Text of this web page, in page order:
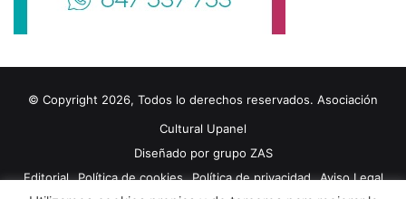
© Copyright 2026, Todos lo derechos reservados. Asociación
Cultural Upanel
Diseñado por grupo ZAS
Editorial
Política de cookies Política de privacidad Aviso Legal